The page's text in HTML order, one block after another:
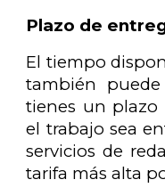
Plazo de
El tiempo
también
tienes un plazo
el trabajo sea
servicios de
tarifa más alta